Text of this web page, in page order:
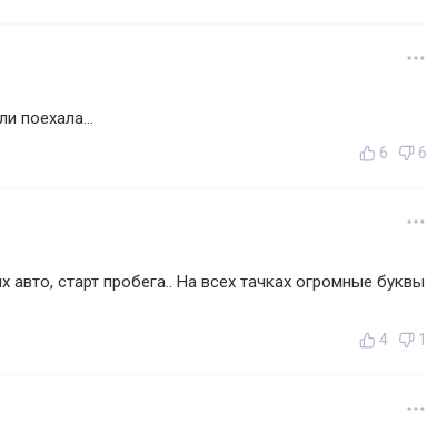
поехала...
6 6
старт пробега.. На всех тачках огромные буквы
4 1